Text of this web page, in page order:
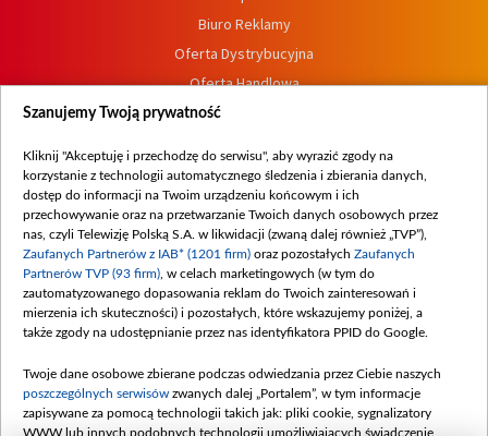
Biuro Reklamy
Oferta Dystrybucyjna
Oferta Handlowa
Dostępność
Procedura zgłoszeń wewnętrznych
Szanujemy Twoją prywatność
Kliknij "Akceptuję i przechodzę do serwisu", aby wyrazić zgody na
korzystanie z technologii automatycznego śledzenia i zbierania danych,
dostęp do informacji na Twoim urządzeniu końcowym i ich
przechowywanie oraz na przetwarzanie Twoich danych osobowych przez
nas, czyli Telewizję Polską S.A. w likwidacji (zwaną dalej również „TVP”),
Zaufanych Partnerów z IAB* (1201 firm) oraz pozostałych Zaufanych
Partnerów TVP (93 firm) , w celach marketingowych (w tym do
zautomatyzowanego dopasowania reklam do Twoich zainteresowań i
mierzenia ich skuteczności) i pozostałych, które wskazujemy poniżej, a
także zgody na udostępnianie przez nas identyfikatora PPID do Google.
Twoje dane osobowe zbierane podczas odwiedzania przez Ciebie naszych
poszczególnych serwisów zwanych dalej „Portalem”, w tym informacje
zapisywane za pomocą technologii takich jak: pliki cookie, sygnalizatory
WWW lub innych podobnych technologii umożliwiających świadczenie